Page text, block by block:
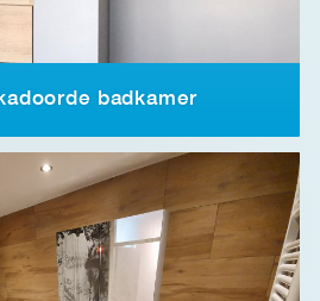
badkamer